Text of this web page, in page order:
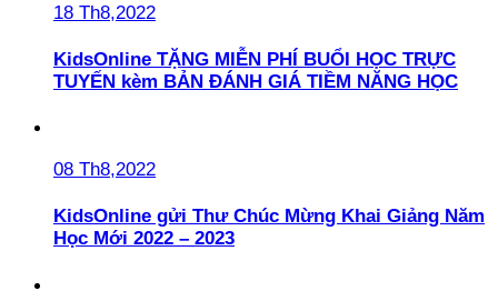
18 Th8,2022
KidsOnline TẶNG MIỄN PHÍ BUỔI HỌC TRỰC
TUYẾN kèm BẢN ĐÁNH GIÁ TIỀM NĂNG HỌC
08 Th8,2022
KidsOnline gửi Thư Chúc Mừng Khai Giảng Năm
Học Mới 2022 – 2023